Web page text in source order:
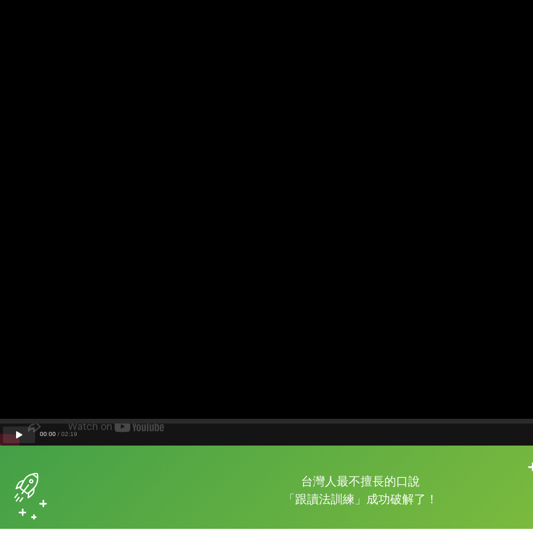
台灣人最不擅長的口說
「跟讀法訓練」成功破解了！
的品牌故事
00:00 / 02:19